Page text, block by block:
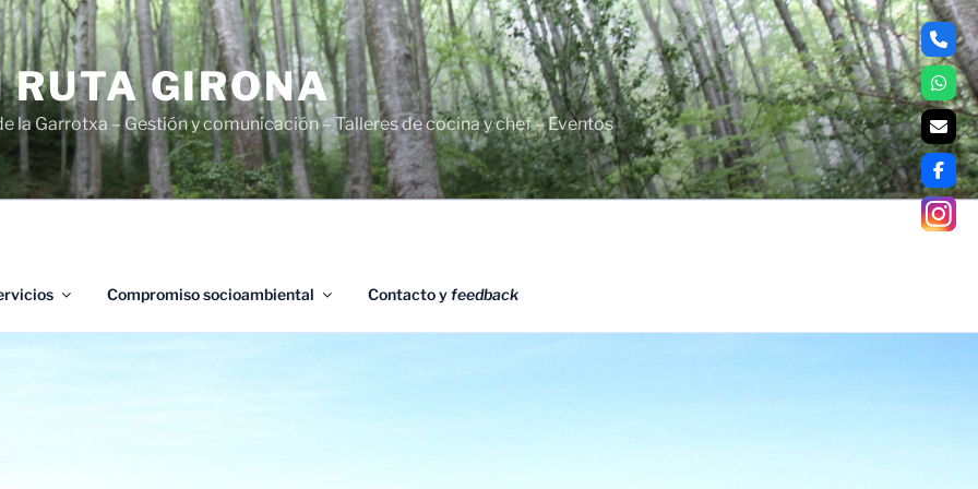
RUTA GIRONA
la Garrotxa – Gestión y comunicación – Talleres de cocina y chef – Eventos
Compromiso socioambiental Contacto yfeedback